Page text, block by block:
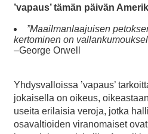
’vapaus’ tämän päivän
”Maailmanlaajuisen
kertominen on
–George Orwell
Yhdysvalloissa ’vapaus’
jokaisella on oikeus,
useita erilaisia veroja, jotka
osavaltioiden viranomaiset